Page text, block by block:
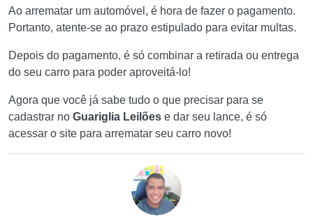
Ao arrematar um automóvel, é hora de fazer o pagamento.
Portanto, atente-se ao prazo estipulado para evitar multas.
Depois do pagamento, é só combinar a retirada ou entrega
do seu carro para poder aproveitá-lo!
Agora que você já sabe tudo o que precisar para se
cadastrar no Guariglia Leilões e dar seu lance, é só
acessar o site para arrematar seu carro novo!